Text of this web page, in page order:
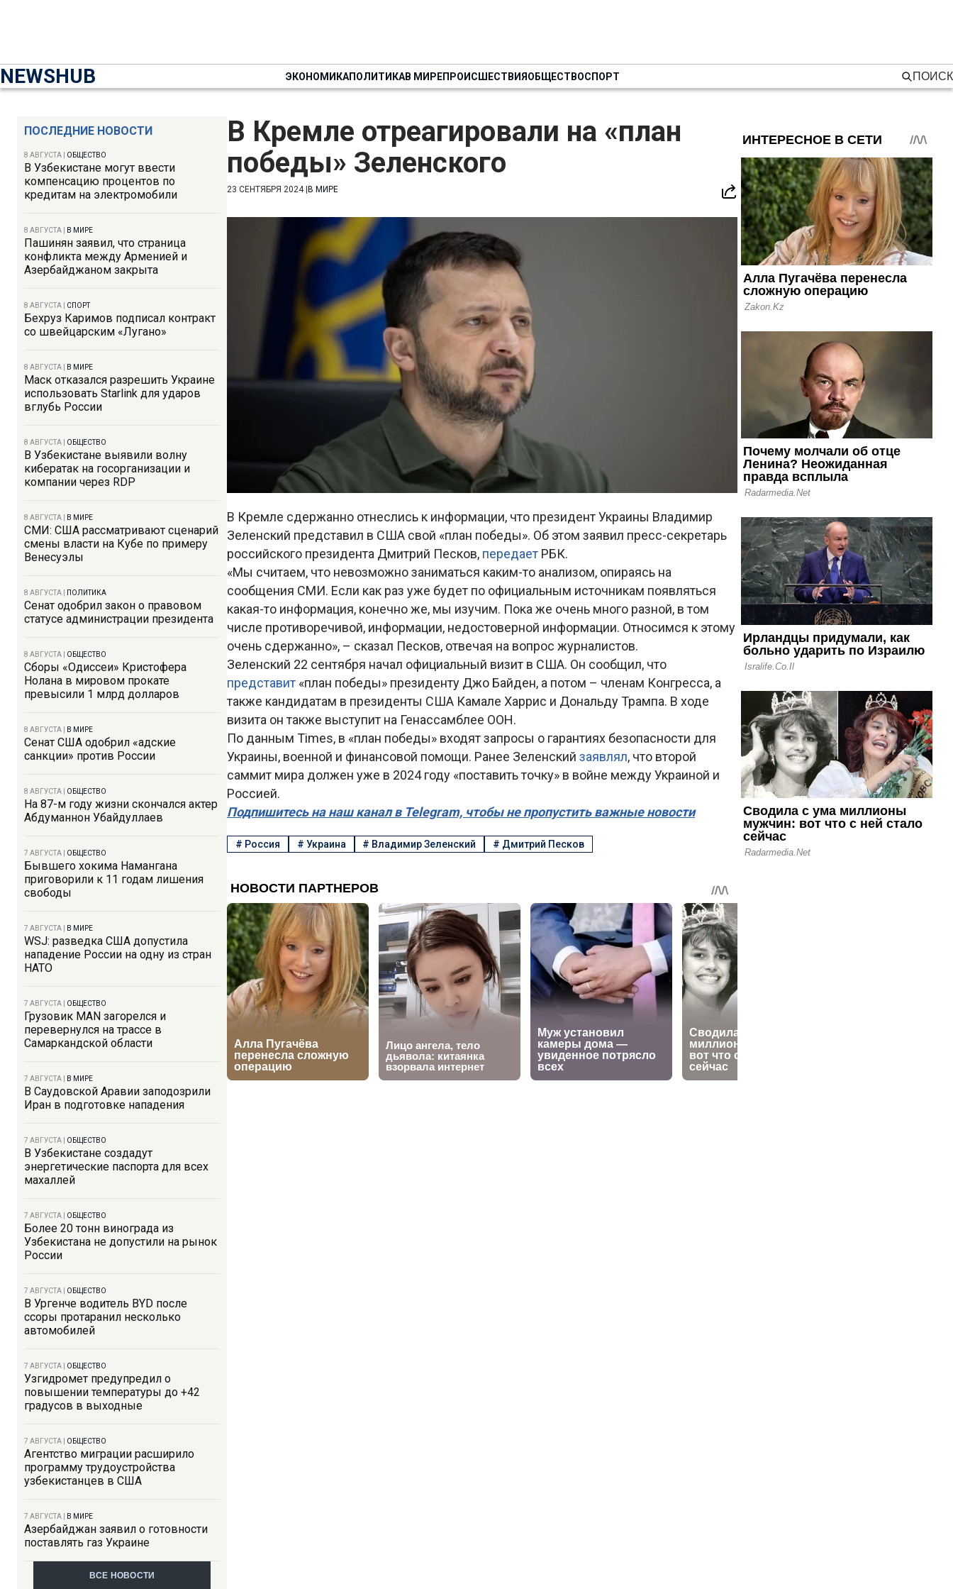
NEWSHUB ЭКОНОМИКАПОЛИТИКАВ МИРЕПРОИСШЕСТВИЯОБЩЕСТВОСПОРТ ПОИСК
ПОСЛЕДНИЕ НОВОСТИ
8 АВГУСТА ОБЩЕСТВО
В Узбекистане могут ввести
компенсацию процентов по
кредитам на электромобили
8 АВГУСТА В МИРЕ
Пашинян заявил, что страница
конфликта между Арменией и
Азербайджаном закрыта
8 АВГУСТА СПОРТ
Бехруз Каримов подписал контракт
со швейцарским «Лугано»
8 АВГУСТА В МИРЕ
Маск отказался разрешить Украине
использовать Starlink для ударов
вглубь России
8 АВГУСТА ОБЩЕСТВО
В Узбекистане выявили волну
кибератак на госорганизации и
компании через RDP
8 АВГУСТА В МИРЕ
СМИ: США рассматривают сценарий
смены власти на Кубе по примеру
Венесуэлы
8 АВГУСТА ПОЛИТИКА
Сенат одобрил закон о правовом
статусе администрации президента
8 АВГУСТА ОБЩЕСТВО
Сборы «Одиссеи» Кристофера
Нолана в мировом прокате
превысили 1 млрд долларов
8 АВГУСТА В МИРЕ
Сенат США одобрил «адские
санкции» против России
8 АВГУСТА ОБЩЕСТВО
На 87-м году жизни скончался актер
Абдуманнон Убайдуллаев
7 АВГУСТА ОБЩЕСТВО
Бывшего хокима Намангана
приговорили к 11 годам лишения
свободы
7 АВГУСТА В МИРЕ
WSJ: разведка США допустила
нападение России на одну из стран
НАТО
7 АВГУСТА ОБЩЕСТВО
Грузовик MAN загорелся и
перевернулся на трассе в
Самаркандской области
7 АВГУСТА В МИРЕ
В Саудовской Аравии заподозрили
Иран в подготовке нападения
7 АВГУСТА ОБЩЕСТВО
В Узбекистане создадут
энергетические паспорта для всех
махаллей
7 АВГУСТА ОБЩЕСТВО
Более 20 тонн винограда из
Узбекистана не допустили на рынок
России
7 АВГУСТА ОБЩЕСТВО
В Ургенче водитель BYD после
ссоры протаранил несколько
автомобилей
7 АВГУСТА ОБЩЕСТВО
Узгидромет предупредил о
повышении температуры до +42
градусов в выходные
7 АВГУСТА ОБЩЕСТВО
Агентство миграции расширило
программу трудоустройства
узбекистанцев в США
7 АВГУСТА В МИРЕ
Азербайджан заявил о готовности
поставлять газ Украине
ВСЕ НОВОСТИ
В Кремле отреагировали на «план
победы» Зеленского
23 СЕНТЯБРЯ 2024| В МИРЕ
В Кремле сдержанно отнеслись к информации, что президент Украины Владимир
Зеленский представил в США свой «план победы». Об этом заявил пресс-секретарь
российского президента Дмитрий Песков, передает РБК.
«Мы считаем, что невозможно заниматься каким-то анализом, опираясь на
сообщения СМИ. Если как раз уже будет по официальным источникам появляться
какая-то информация, конечно же, мы изучим. Пока же очень много разной, в том
числе противоречивой, информации, недостоверной информации. Относимся к этому
очень сдержанно», – сказал Песков, отвечая на вопрос журналистов.
Зеленский 22 сентября начал официальный визит в США. Он сообщил, что
представит «план победы» президенту Джо Байден, а потом – членам Конгресса, а
также кандидатам в президенты США Камале Харрис и Дональду Трампа. В ходе
визита он также выступит на Генассамблее ООН.
По данным Times, в «план победы» входят запросы о гарантиях безопасности для
Украины, военной и финансовой помощи. Ранее Зеленский заявлял, что второй
саммит мира должен уже в 2024 году «поставить точку» в войне между Украиной и
Россией.
Подпишитесь на наш канал в Telegram, чтобы не пропустить важные новости
# Россия # Украина # Владимир Зеленский # Дмитрий Песков